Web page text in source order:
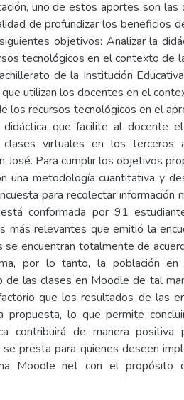
uno de estos aportes son las
de profundizar los beneficios
objetivos: Analizar la
tecnológicos en el contexto de
de la Institución
utilizan los docentes en el
los recursos tecnológicos en el
que facilite al docente
clases virtuales en los terceros
José. Para cumplir los objetivos
una metodología cuantitativa y
para recolectar información
conformada por 91
más relevantes que emitió la
encuentran totalmente de
por lo tanto, la población en
de las clases en Moodle de tal
que los resultados de las
lo que permite
contribuirá de manera positiva
presta para quienes deseen
Moodle net con el propósito